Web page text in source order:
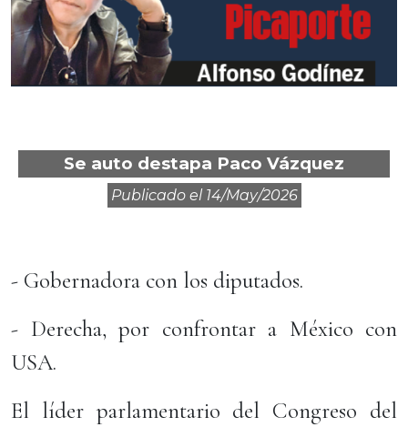
Se auto destapa Paco Vázquez
Publicado el 14/may/2026
- Gobernadora con los diputados.
- Derecha, por confrontar a México con
USA.
El líder parlamentario del Congreso del